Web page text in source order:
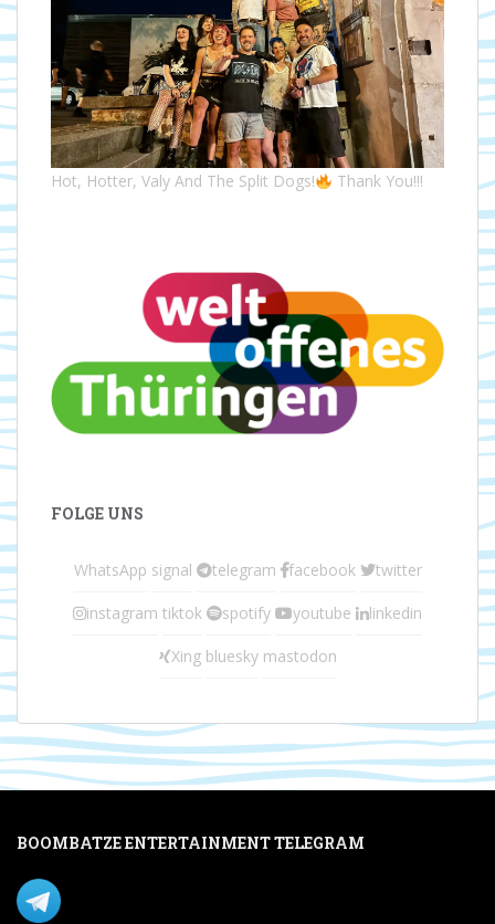
Hot, Hotter, Valy And The Split Dogs! Thank You!!!
FOLGE UNS
WhatsApp signal telegram facebook twitter
instagram tiktok spotify youtube linkedin
Xing bluesky mastodon
BOOMBATZE ENTERTAINMENT TELEGRAM